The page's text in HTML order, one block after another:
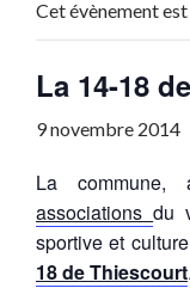
Cet évènement est
La 14-18
9 novembre 2014
La commune,
associationsdu
sportive et
18 de Thiescourt.